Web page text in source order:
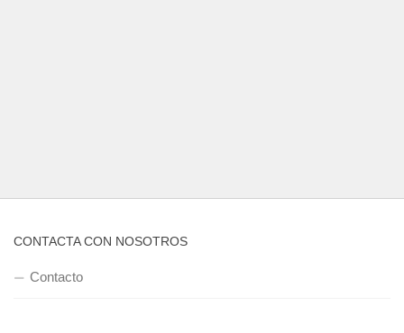
CONTACTA CON NOSOTROS
Contacto